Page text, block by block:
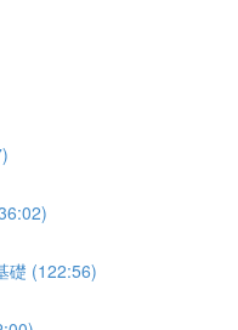
礎 (122:56)